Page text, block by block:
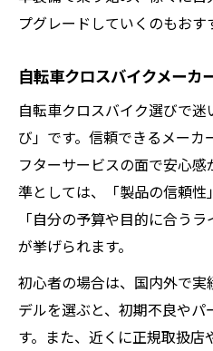
自転車クロスバイ
プする理由
プグレードしていくのもおす
自転車クロスバイクメーカ
自転車クロスバイク選びで
び」です。信頼できるメーカ
フターサービスの面で安心感
準としては、「製品の信頼性
「自分の予算や目的に合う
が挙げられます。
初心者の場合は、国内外で
デルを選ぶと、初期不良やパ
す。また、近くに正規取扱店